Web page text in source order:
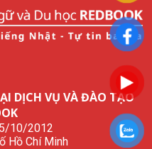
DỊCH VỤ VÀ ĐÀO TẠO
10/2012
Hồ Chí Minh